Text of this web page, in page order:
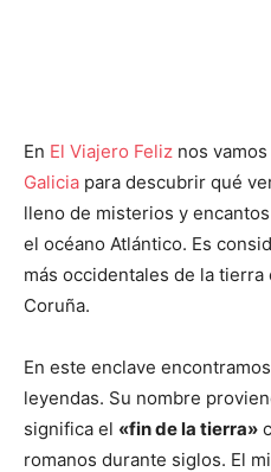
En El Viajero Feliz nos
Galicia para descubrir qué
lleno de misterios y
el océano Atlántico. Es
más occidentales de la tierra
Coruña.
En este enclave
leyendas. Su nombre
significa el «fin de la tierra»
romanos durante siglos. El